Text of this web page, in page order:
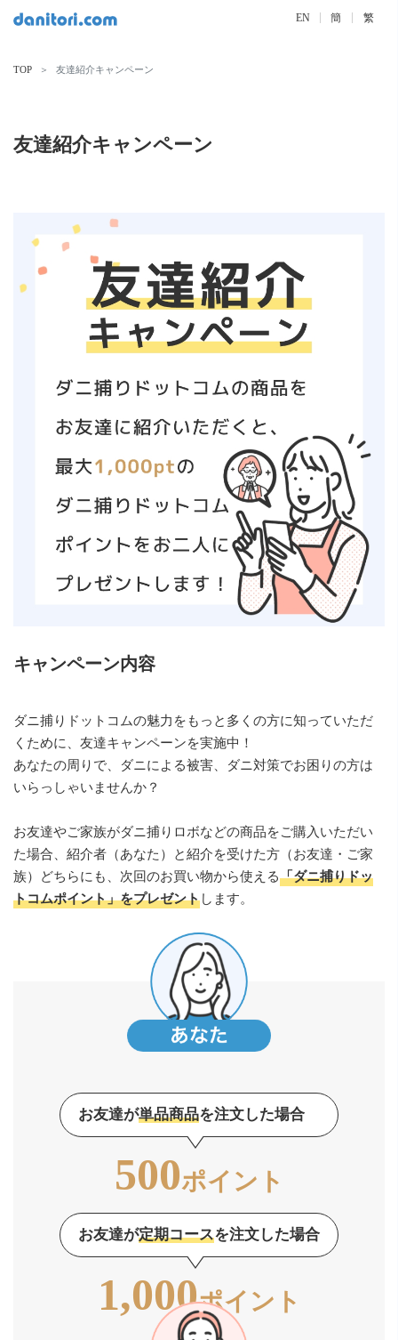
EN 簡 繁
TOP 友達紹介キャンペーン
友達紹介キャンペーン
キャンペーン内容
ダニ捕りドットコムの魅力をもっと多くの方に知っていただ
くために、友達キャンペーンを実施中！
あなたの周りで、ダニによる被害、ダニ対策でお困りの方は
いらっしゃいませんか？
お友達やご家族がダニ捕りロボなどの商品をご購入いただい
た場合、紹介者（あなた）と紹介を受けた方（お友達・ご家
族）どちらにも、次回のお買い物から使える「ダニ捕りドッ
トコムポイント」をプレゼントします。
お友達が単品商品を注文した場合
500ポイント
お友達が定期コースを注文した場合
1,000ポイント